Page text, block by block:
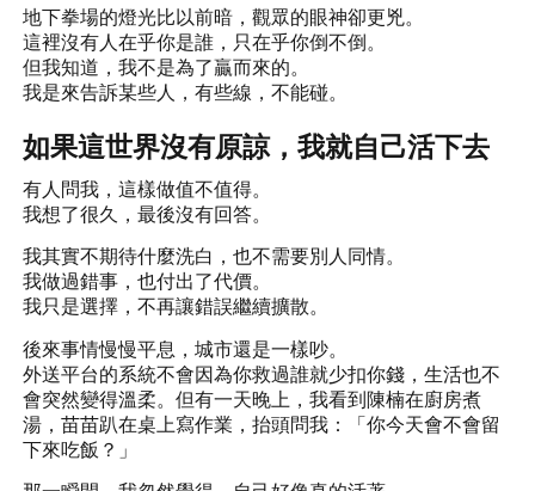
地下拳場的燈光比以前暗，觀眾的眼神卻更兇。
這裡沒有人在乎你是誰，只在乎你倒不倒。
但我知道，我不是為了贏而來的。
我是來告訴某些人，有些線，不能碰。
如果這世界沒有原諒，我就自己活下去
有人問我，這樣做值不值得。
我想了很久，最後沒有回答。
我其實不期待什麼洗白，也不需要別人同情。
我做過錯事，也付出了代價。
我只是選擇，不再讓錯誤繼續擴散。
後來事情慢慢平息，城市還是一樣吵。
外送平台的系統不會因為你救過誰就少扣你錢，生活也不
會突然變得溫柔。但有一天晚上，我看到陳楠在廚房煮
湯，苗苗趴在桌上寫作業，抬頭問我：「你今天會不會留
下來吃飯？」